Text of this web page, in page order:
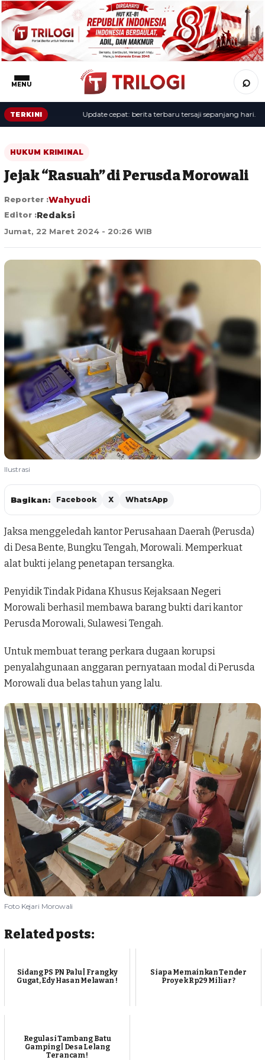
MENU ⌕
TERKINI Update cepat: berita terbaru tersaji sepanjang hari.
HUKUM KRIMINAL
Jejak “Rasuah” di Perusda Morowali
Reporter :Wahyudi
Editor :Redaksi
Jumat, 22 Maret 2024 - 20:26 WIB
Ilustrasi
Bagikan: Facebook X WhatsApp
Jaksa menggeledah kantor Perusahaan Daerah (Perusda)
di Desa Bente, Bungku Tengah, Morowali. Memperkuat
alat bukti jelang penetapan tersangka.
Penyidik Tindak Pidana Khusus Kejaksaan Negeri
Morowaliberhasil membawa barang bukti dari kantor
Perusda Morowali, Sulawesi Tengah.
Untuk membuat terang perkara dugaankorupsi
penyalahgunaan anggaran pernyataan modal di Perusda
Morowali dua belas tahun yang lalu.
Foto Kejari Morowali
Related posts:
Sidang PS PN Palu | Frangky
Gugat, Edy Hasan Melawan !
Siapa Memainkan Tender
Proyek Rp29 Miliar ?
Regulasi Tambang Batu
Gamping | Desa Lelang
Terancam !